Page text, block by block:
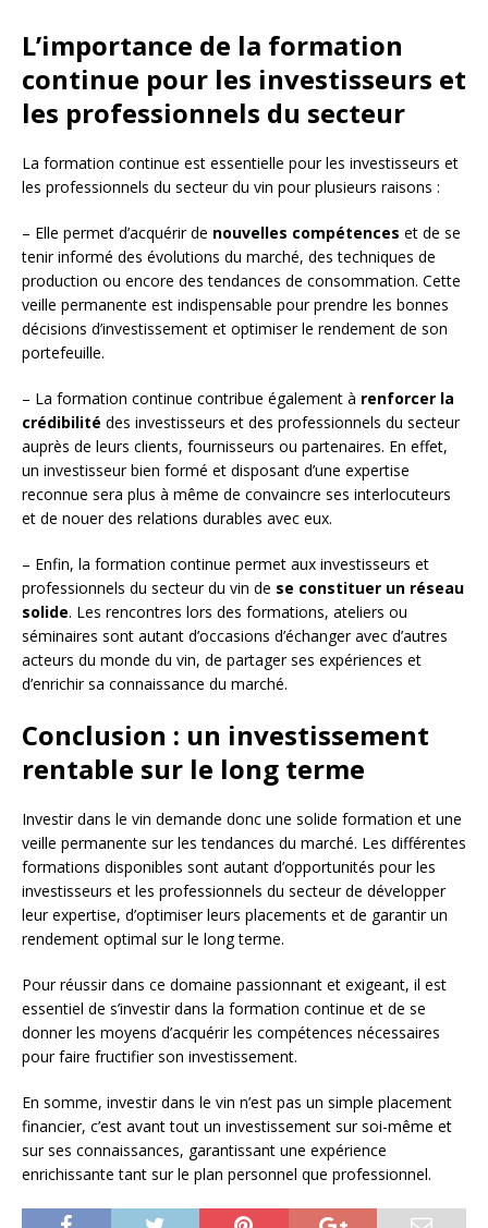
L’importance de la formation
continue pour les investisseurs et
les professionnels du secteur
La formation continue est essentielle pour les investisseurs et
les professionnels du secteur du vin pour plusieurs raisons :
– Elle permet d’acquérir de nouvelles compétences et de se
tenir informé des évolutions du marché, des techniques de
production ou encore des tendances de consommation. Cette
veille permanente est indispensable pour prendre les bonnes
décisions d’investissement et optimiser le rendement de son
portefeuille.
– La formation continue contribue également à renforcer la
crédibilité des investisseurs et des professionnels du secteur
auprès de leurs clients, fournisseurs ou partenaires. En effet,
un investisseur bien formé et disposant d’une expertise
reconnue sera plus à même de convaincre ses interlocuteurs
et de nouer des relations durables avec eux.
– Enfin, la formation continue permet aux investisseurs et
professionnels du secteur du vin de se constituer un réseau
solide. Les rencontres lors des formations, ateliers ou
séminaires sont autant d’occasions d’échanger avec d’autres
acteurs du monde du vin, de partager ses expériences et
d’enrichir sa connaissance du marché.
Conclusion : un investissement
rentable sur le long terme
Investir dans le vin demande donc une solide formation et une
veille permanente sur les tendances du marché. Les différentes
formations disponibles sont autant d’opportunités pour les
investisseurs et les professionnels du secteur de développer
leur expertise, d’optimiser leurs placements et de garantir un
rendement optimal sur le long terme.
Pour réussir dans ce domaine passionnant et exigeant, il est
essentiel de s’investir dans la formation continue et de se
donner les moyens d’acquérir les compétences nécessaires
pour faire fructifier son investissement.
En somme, investir dans le vin n’est pas un simple placement
financier, c’est avant tout un investissement sur soi-même et
sur ses connaissances, garantissant une expérience
enrichissante tant sur le plan personnel que professionnel.